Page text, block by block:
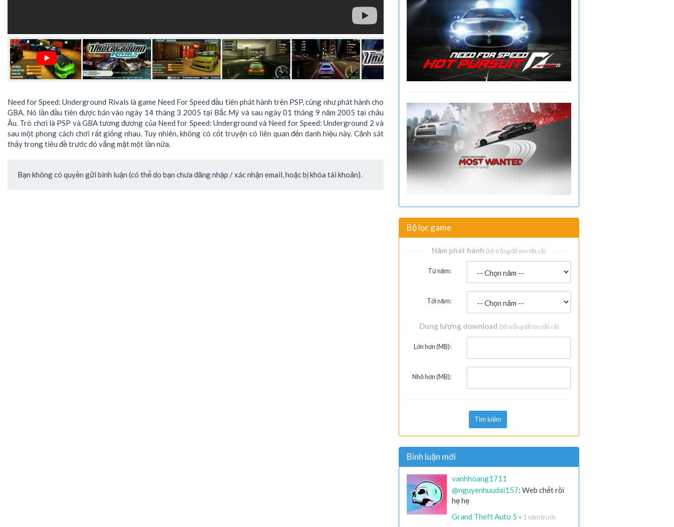
Need for Speed: Underground Rivals là game Need For Speed đầu tiên phát hành trên PSP, cũng như phát hành cho
GBA. Nó lần đầu tiên được bán vào ngày 14 tháng 3 2005 tại Bắc Mỹ và sau ngày 01 tháng 9 năm 2005 tại châu
Âu. Trò chơi là PSP và GBA tương đương của Need for Speed: Underground và Need for Speed: Underground 2 và
sau một phong cách chơi rất giống nhau. Tuy nhiên, không có cốt truyện có liên quan đến danh hiệu này. Cảnh sát
thấy trong tiêu đề trước đó vắng mặt một lần nữa.
Bạn không có quyền gửi bình luận (có thể do bạn chưa đăng nhập / xác nhận email, hoặc bị khóa tài khoản).
Bộ lọc game
Năm phát hành (bỏ trống để tìm tất cả)
Từ năm:
Tới năm:
Dung lượng download (bỏ trống để tìm tất cả)
Lớn hơn (MB):
Nhỏ hơn (MB):
Tìm kiếm
Bình luận mới
vanhhoang1711
@nguyenhuudai157: Web chết rồi
hẹ hẹ
Grand Theft Auto 5 - 1 năm trước